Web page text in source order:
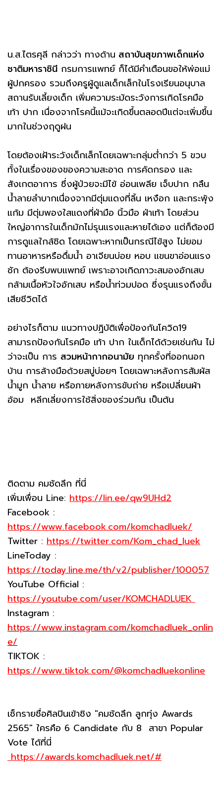
น.ส.ไตรศุลี กล่าวว่า ทางด้าน สถาบันสุขภาพเด็กแห่ง
ชาติมหาราชินี กรมการแพทย์ ก็ได้มีคำเตือนขอให้พ่อแม่
ผู้ปกครอง รวมถึงครูผู้ดูแลเด็กเล็กในโรงเรียนอนุบาล
สถานรับเลี้ยงเด็ก เพิ่มความระมัดระวังการเกิดโรคมือ
เท้า ปาก เนื่องจากโรคนี้แม้จะเกิดขึ้นตลอดปีแต่จะเพิ่มขึ้น
มากในช่วงฤดูฝน
โดยต้องเฝ้าระวังเด็กเล็กโดยเฉพาะกลุ่มต่ำกว่า 5 ขวบ
ทั้งในเรื่องของของความสะอาด การคัดกรอง และ
สังเกตอาการ ซึ่งผู้ป่วยจะมีไข้ อ่อนเพลีย เจ็บปาก กลืน
น้ำลายลำบากเนื่องจากมีตุ่มแดงที่ลิ้น เหงือก และกระพุ้ง
แก้ม มีตุ่มพองใสแดงที่ฝ่ามือ นิ้วมือ ฝ่าเท้า โดยส่วน
ใหญ่อาการในเด็กมักไม่รุนแรงและหายได้เอง แต่ก็ต้องมี
การดูแลใกล้ชิด โดยเฉพาะหากเป็นกรณีไข้สูง ไม่ยอม
ทานอาหารหรือดื่มน้ำ อาเจียนบ่อย หอบ แขนขาอ่อนแรง
ชัก ต้องรีบพบแพทย์ เพราะอาจเกิดภาวะสมองอักเสบ
กล้ามเนื้อหัวใจอักเสบ หรือน้ำท่วมปอด ซึ่งรุนแรงถึงขั้น
เสียชีวิตได้
อย่างไรก็ตาม แนวทางปฏิบัติเพื่อป้องกันโควิด19
สามารถป้องกันโรคมือ เท้า ปาก ในเด็กได้ด้วยเช่นกัน ไม่
ว่าจะเป็น การ สวมหน้ากากอนามัย ทุกครั้งที่ออกนอก
บ้าน การล้างมือด้วยสบู่บ่อยๆ โดยเฉพาะหลังการสัมผัส
น้ำมูก น้ำลาย หรือภายหลังการขับถ่าย หรือเปลี่ยนผ้า
อ้อม หลีกเลี่ยงการใช้สิ่งของร่วมกัน เป็นต้น
ติดตาม คมชัดลึก ที่นี่
เพิ่มเพื่อน Line: https://lin.ee/qw9UHd2
Facebook :
https://www.facebook.com/komchadluek/
Twitter : https://twitter.com/Kom_chad_luek
LineToday :
https://today.line.me/th/v2/publisher/100057
YouTube Official :
https://youtube.com/user/KOMCHADLUEK
Instagram :
https://www.instagram.com/komchadluek_onlin
e/
TIKTOK :
https://www.tiktok.com/@komchadluekonline
เช็กรายชื่อศิลปินเข้าชิง "คมชัดลึก ลูกทุ่ง Awards
2565" ใครคือ 6 Candidate กับ 8 สาขา Popular
Vote ได้ที่นี่
https://awards.komchadluek.net/#